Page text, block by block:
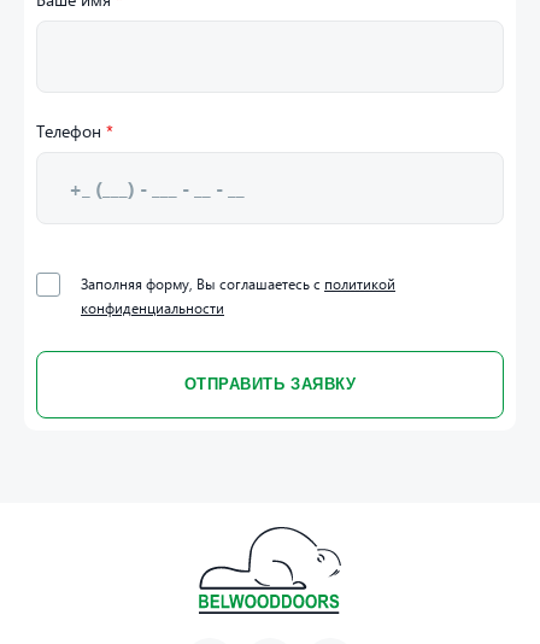
Телефон *
Заполняя форму, Вы соглашаетесь с политикой
конфиденциальности
ОТПРАВИТЬ ЗАЯВКУ